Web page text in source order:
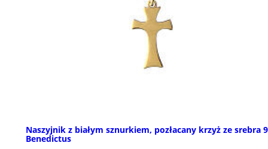
Naszyjnik z białym sznurkiem, pozłacany krzyż ze srebra
Benedictus